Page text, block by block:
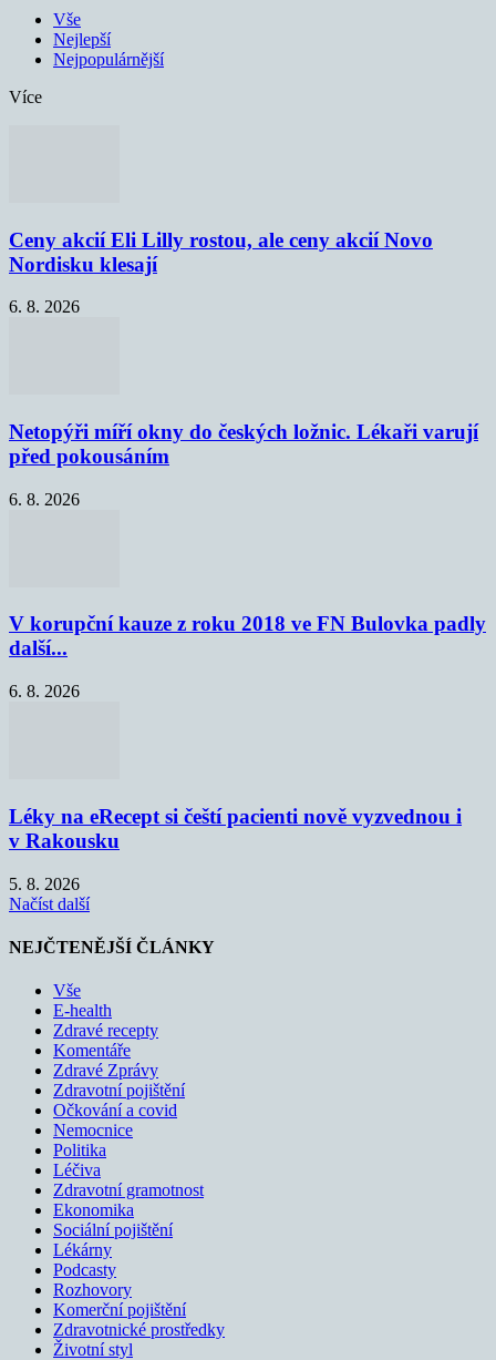
Vše
Nejlepší
Nejpopulárnější
Více
Ceny akcií Eli Lilly rostou, ale ceny akcií Novo
Nordisku klesají
6. 8. 2026
Netopýři míří okny do českých ložnic. Lékaři varují
před pokousáním
6. 8. 2026
V korupční kauze z roku 2018 ve FN Bulovka padly
další...
6. 8. 2026
Léky na eRecept si čeští pacienti nově vyzvednou i
v Rakousku
5. 8. 2026
Načíst další
NEJČTENĚJŠÍ ČLÁNKY
Vše
E-health
Zdravé recepty
Komentáře
Zdravé Zprávy
Zdravotní pojištění
Očkování a covid
Nemocnice
Politika
Léčiva
Zdravotní gramotnost
Ekonomika
Sociální pojištění
Lékárny
Podcasty
Rozhovory
Komerční pojištění
Zdravotnické prostředky
Životní styl